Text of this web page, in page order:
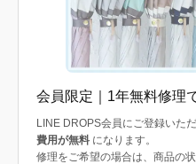
会員限定｜1年無料修理
LINE DROPS会員にご登録いただ
費用が無料 になります。
修理をご希望の場合は、商品の